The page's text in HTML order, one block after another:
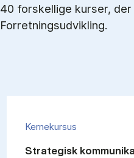
40 forskellige kurser,
Forretningsudvikling.
Kernekursus
Strategisk